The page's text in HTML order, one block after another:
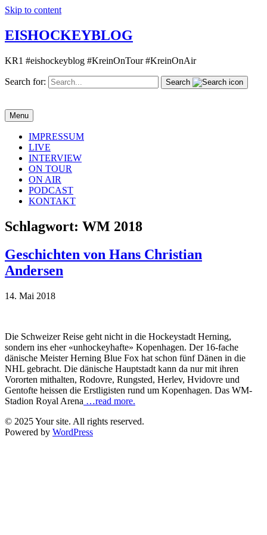
Skip to content
EISHOCKEYBLOG
KR1 #eishockeyblog #KreinOnTour #KreinOnAir
Search for: Search
Menu
IMPRESSUM
LIVE
INTERVIEW
ON TOUR
ON AIR
PODCAST
KONTAKT
Schlagwort: WM 2018
Geschichten von Hans Christian
Andersen
14. Mai 2018
Die Schweizer Reise geht nicht in die Hockeystadt Herning,
sondern ins eher «unhockeyhafte» Kopenhagen. Der 16-fache
dänische Meister Herning Blue Fox hat schon fünf Dänen in die
NHL gebracht. Die dänische Hauptstadt kann da nur mit ihren
Vororten mithalten, Rodovre, Rungsted, Herlev, Hvidovre und
Gentofte heissen die Erstligisten rund um Kopenhagen. Das WM-
Stadion Royal Arena …read more.
© 2025 Your site. All rights reserved.
Powered by WordPress